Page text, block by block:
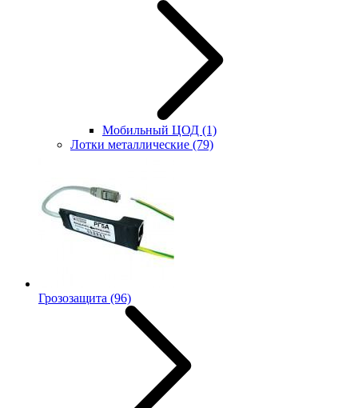
Мобильный ЦОД (1)
Лотки металлические (79)
Грозозащита (96)